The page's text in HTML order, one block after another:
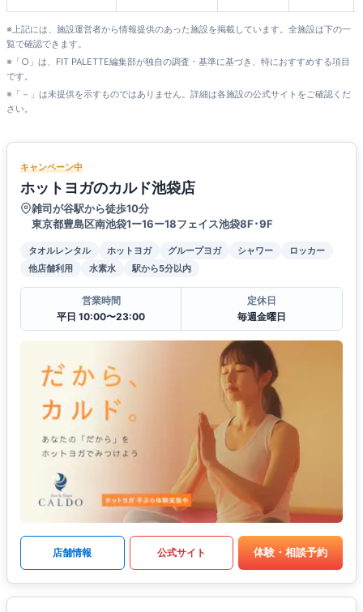
※上記には、施設運営者から情報提供のあった施設を掲載しています。全施設は下の一
覧で確認できます。
※「○」は、FIT PALETTE編集部が独自の調査・基準に基づき、特におすすめする項目
です。
※「－」は未提供を示すものではありません。詳細は各施設の公式サイトをご確認くだ
さい。
キャンペーン中
ホットヨガのカルド池袋店
雑司が谷駅から徒歩10分
東京都豊島区南池袋1ー16ー18フェイス池袋8F･9F
タオルレンタル ホットヨガ グループヨガ シャワー
ロッカー
他店舗利用
水素水 駅から5分以内
営業時間
平日 10:00〜23:00
定休日
毎週金曜日
店舗情報 公式サイト 体験・相談予約